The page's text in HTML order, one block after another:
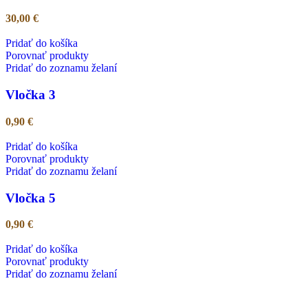
30,00 €
Pridať do košíka
Porovnať produkty
Pridať do zoznamu želaní
Vločka 3
0,90 €
Pridať do košíka
Porovnať produkty
Pridať do zoznamu želaní
Vločka 5
0,90 €
Pridať do košíka
Porovnať produkty
Pridať do zoznamu želaní